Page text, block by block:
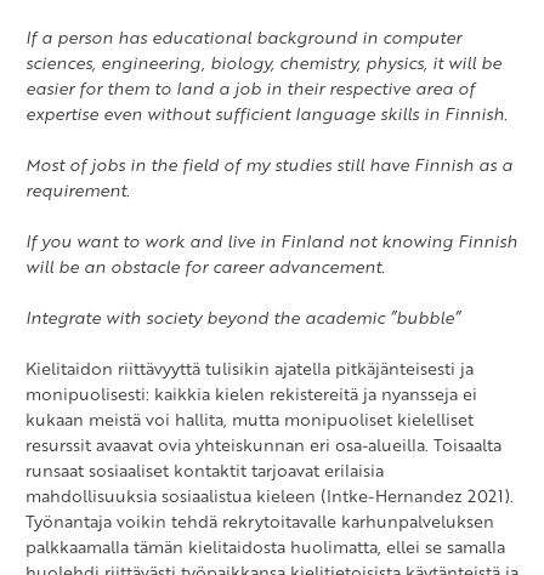
If a person has educational background in computer
sciences, engineering, biology, chemistry, physics, it will be
easier for them to land a job in their respective area of
expertise even without sufficient language skills in Finnish.
Most of jobs in the field of my studies still have Finnish as a
requirement.
If you want to work and live in Finland not knowing Finnish
will be an obstacle for career advancement.
Integrate with society beyond the academic ”bubble”
Kielitaidon riittävyyttä tulisikin ajatella pitkäjänteisesti ja
monipuolisesti: kaikkia kielen rekistereitä ja nyansseja ei
kukaan meistä voi hallita, mutta monipuoliset kielelliset
resurssit avaavat ovia yhteiskunnan eri osa-alueilla. Toisaalta
runsaat sosiaaliset kontaktit tarjoavat erilaisia
mahdollisuuksia sosiaalistua kieleen (Intke-Hernandez 2021).
Työnantaja voikin tehdä rekrytoitavalle karhunpalveluksen
palkkaamalla tämän kielitaidosta huolimatta, ellei se samalla